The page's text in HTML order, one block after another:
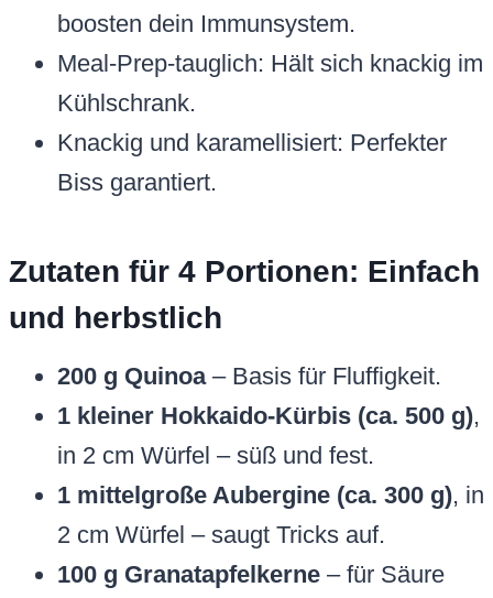
boosten dein Immunsystem.
Meal-Prep-tauglich: Hält sich knackig im
Kühlschrank.
Knackig und karamellisiert: Perfekter
Biss garantiert.
Zutaten für 4 Portionen: Einfach
und herbstlich
200 g Quinoa– Basis für Fluffigkeit.
1 kleiner Hokkaido-Kürbis (ca. 500 g),
in 2 cm Würfel – süß und fest.
1 mittelgroße Aubergine (ca. 300 g), in
2 cm Würfel – saugt Tricks auf.
100 g Granatapfelkerne – für Säure